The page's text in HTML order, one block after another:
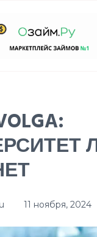
11 ноября, 2024